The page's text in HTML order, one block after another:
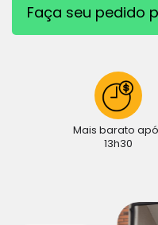
Faça seu pedido
Mais barato
13h30